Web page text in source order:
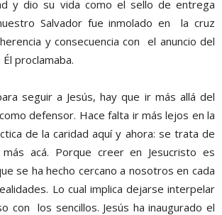
y dio su vida como el sello de entrega
Salvador fue inmolado en la cruz
y consecuencia con el anuncio del
Él proclamaba.
seguir a Jesús, hay que ir más allá del
defensor. Hace falta ir máslejos en la
de la caridad aquí y ahora: se trata de
acá. Porque creer en Jesucristoes
se ha hecho cercano a nosotros en cada
Lo cual implica dejarse interpelar
con los sencillos. Jesús ha inaugurado el